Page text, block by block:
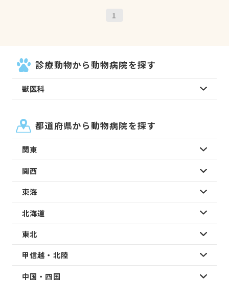
1
診療動物から動物病院を探す
獣医科
都道府県から動物病院を探す
関東
関西
東海
北海道
東北
甲信越・北陸
中国・四国